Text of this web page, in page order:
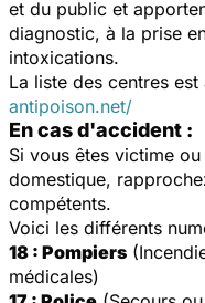
et du public et
diagnostic, à la prise
intoxications.
La liste des centres
antipoison.net/
En cas d'accident :
Si vous êtes victime
domestique,
compétents.
Voici les différents
18 : Pompiers
médicales)